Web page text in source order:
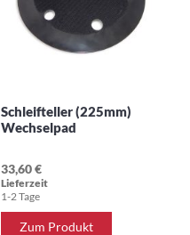
Schleifteller (225mm)
Wechselpad
33,60 €
Lieferzeit
1-2 Tage
Zum Produkt